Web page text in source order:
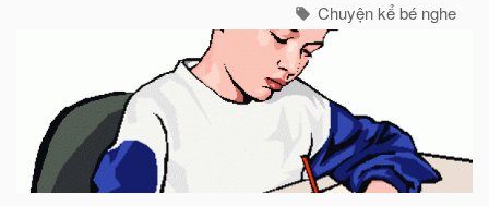
Chuyện kể bé nghe